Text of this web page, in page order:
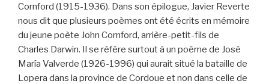
Cornford (1915-1936). Dans son épilogue, Javier Reverte
nous dit que plusieurs poèmes ont été écrits en mémoire
du jeune poète John Cornford, arrière-petit-fils de
Charles Darwin. Il se réfère surtout à un poème de José
María Valverde (1926-1996) qui aurait situé la bataille de
Lopera dans la province de Cordoue et non dans celle de